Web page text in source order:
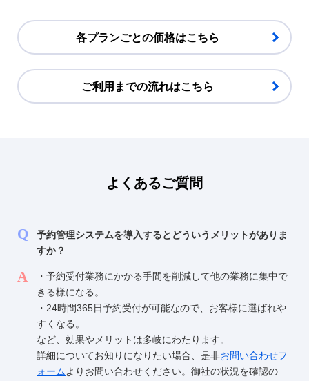
各プランごとの価格はこちら
ご利用までの流れはこちら
よくあるご質問
予約管理システムを導入するとどういうメリットがありま
すか？
・予約受付業務にかかる手間を削減して他の業務に集中で
きる様になる。
・24時間365日予約受付が可能なので、お客様に選ばれや
すくなる。
など、効果やメリットは多岐にわたります。
詳細についてお知りになりたい場合、是非お問い合わせフ
ォームよりお問い合わせください。御社の状況を確認の